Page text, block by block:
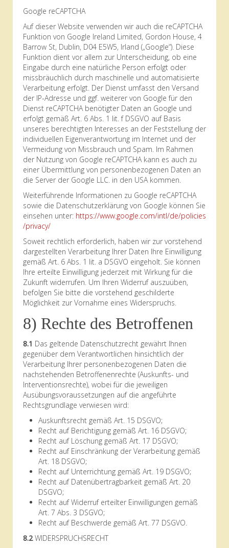
Google reCAPTCHA
Auf dieser Website verwenden wir auch die reCAPTCHA
Funktion von Google Ireland Limited, Gordon House, 4
Barrow St, Dublin, D04 E5W5, Irland („Google“). Diese
Funktion dient vor allem zur Unterscheidung, ob eine
Eingabe durch eine natürliche Person erfolgt oder
missbräuchlich durch maschinelle und automatisierte
Verarbeitung erfolgt. Der Dienst umfasst den Versand
der IP-Adresse und ggf. weiterer von Google für den
Dienst reCAPTCHA benötigter Daten an Google und
erfolgt gemäß Art. 6 Abs. 1 lit. f DSGVO auf Basis
unseres berechtigten Interesses an der Feststellung der
individuellen Eigenverantwortung im Internet und der
Vermeidung von Missbrauch und Spam. Im Rahmen
der Nutzung von Google reCAPTCHA kann es auch zu
einer Übermittlung von personenbezogenen Daten an
die Server der Google LLC. in den USA kommen.
Weiterführende Informationen zu Google reCAPTCHA
sowie die Datenschutzerklärung von Google können Sie
einsehen unter: https://www.google.com/intl/de/policies
/privacy/
Soweit rechtlich erforderlich, haben wir zur vorstehend
dargestellten Verarbeitung Ihrer Daten Ihre Einwilligung
gemäß Art. 6 Abs. 1 lit. a DSGVO eingeholt. Sie können
Ihre erteilte Einwilligung jederzeit mit Wirkung für die
Zukunft widerrufen. Um Ihren Widerruf auszuüben,
befolgen Sie bitte die vorstehend geschilderte
Möglichkeit zur Vornahme eines Widerspruchs.
8) Rechte des Betroffenen
8.1 Das geltende Datenschutzrecht gewährt Ihnen
gegenüber dem Verantwortlichen hinsichtlich der
Verarbeitung Ihrer personenbezogenen Daten die
nachstehenden Betroffenenrechte (Auskunfts- und
Interventionsrechte), wobei für die jeweiligen
Ausübungsvoraussetzungen auf die angeführte
Rechtsgrundlage verwiesen wird:
Auskunftsrecht gemäß Art. 15 DSGVO;
Recht auf Berichtigung gemäß Art. 16 DSGVO;
Recht auf Löschung gemäß Art. 17 DSGVO;
Recht auf Einschränkung der Verarbeitung gemäß
Art. 18 DSGVO;
Recht auf Unterrichtung gemäß Art. 19 DSGVO;
Recht auf Datenübertragbarkeit gemäß Art. 20
DSGVO;
Recht auf Widerruf erteilter Einwilligungen gemäß
Art. 7 Abs. 3 DSGVO;
Recht auf Beschwerde gemäß Art. 77 DSGVO.
8.2WIDERSPRUCHSRECHT